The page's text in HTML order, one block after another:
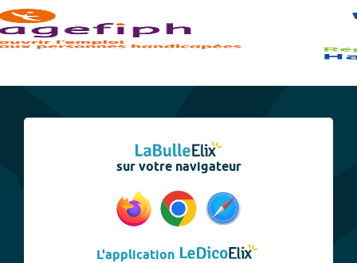
sur votre navigateur
L'application